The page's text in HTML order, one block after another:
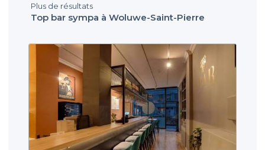
Plus de résultats
Top bar sympa à Woluwe-Saint-Pierre